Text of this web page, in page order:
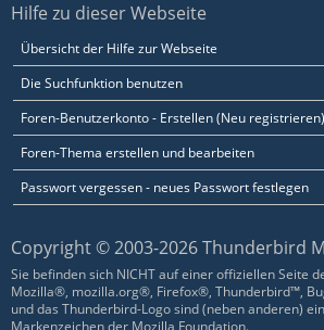
Hilfe zu dieser Webseite
Übersicht der Hilfe zur Webseite
Die Suchfunktion benutzen
Foren-Benutzerkonto - Erstellen (Neu registrieren)
Foren-Thema erstellen und bearbeiten
Passwort vergessen - neues Passwort festlegen
Copyright © 2003-2026 Thunderbird
Sie befinden sich NICHT auf einer offiziellen Seite
Mozilla®, mozilla.org®, Firefox®, Thunderbird™,
und das Thunderbird-Logo sind (neben anderen)